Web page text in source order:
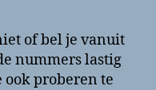
of bel je vanuit
nummers lastig
proberen te